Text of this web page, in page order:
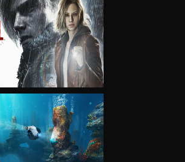
VIEW
VIEW